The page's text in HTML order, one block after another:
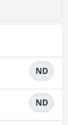
ND
ND